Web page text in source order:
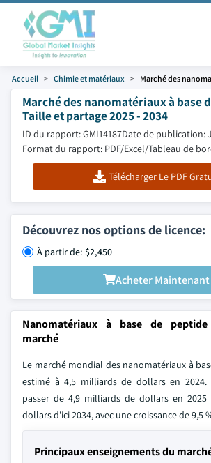
Accueil Chimie et matériaux Marché des
Marché des nanomatériaux à base
Taille et partage 2025 - 2034
ID du rapport: GMI14187Date de publication:
Format du rapport: PDF/Excel/Tableau de
Télécharger Le PDF
Découvrez nos options de licence:
À partir de: $2,450
Acheter Maintenant
Nanomatériaux à base de
marché
Le marché mondial des nanomatériaux à
estimé à 4,5 milliards de dollars en 2024.
passer de 4,9 milliards de dollars en 2025
dollars d'ici 2034, avec une croissance de 9,5
Principaux enseignements du